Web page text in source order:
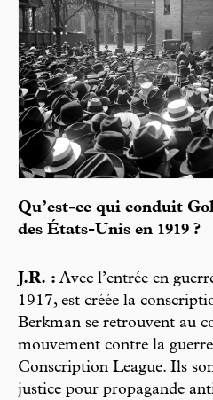
Qu’est-ce qui conduit
des États-Unis en 1919 ?
J.R. : Avec l’entrée en
1917, est créée la
Berkman se retrouvent au
mouvement contre la
Conscription League. Ils
justice pour propagande